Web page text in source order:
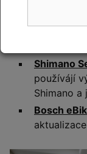
moderní
Shimano
používájí
Shimano a
Bosch